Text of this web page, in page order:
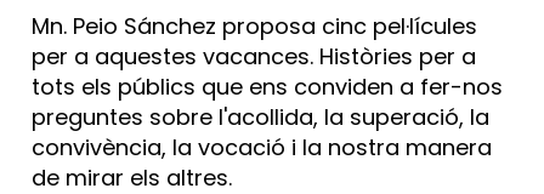
Mn. Peio Sánchez proposa cinc pel·lícules
per a aquestes vacances. Històries per a
tots els públics que ens conviden a fer-nos
preguntes sobre l'acollida, la superació, la
convivència, la vocació i la nostra manera
de mirar els altres.